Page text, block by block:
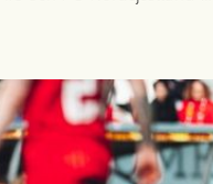
kl 19.00 på torsdag